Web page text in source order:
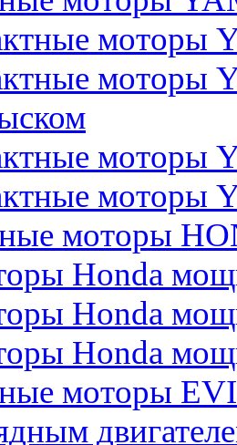
моторы
моторы
моторы
моторы
моторы
Honda
Honda
Honda
моторы